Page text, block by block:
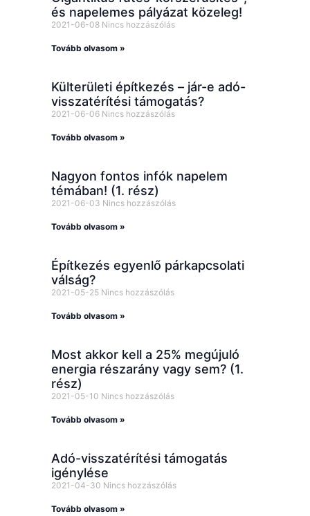
és napelemes pályázat közeleg!
2021-06-08 Nincs hozzászólás
Tovább olvasom »
Külterületi építkezés – jár-e adó-
visszatérítési támogatás?
2021-06-06 Nincs hozzászólás
Tovább olvasom »
Nagyon fontos infók napelem
témában! (1. rész)
2021-06-03 Nincs hozzászólás
Tovább olvasom »
Építkezés egyenlő párkapcsolati
válság?
2021-05-25 Nincs hozzászólás
Tovább olvasom »
Most akkor kell a 25% megújuló
energia részarány vagy sem? (1.
rész)
2021-05-10 Nincs hozzászólás
Tovább olvasom »
Adó-visszatérítési támogatás
igénylése
2021-04-30 Nincs hozzászólás
Tovább olvasom »